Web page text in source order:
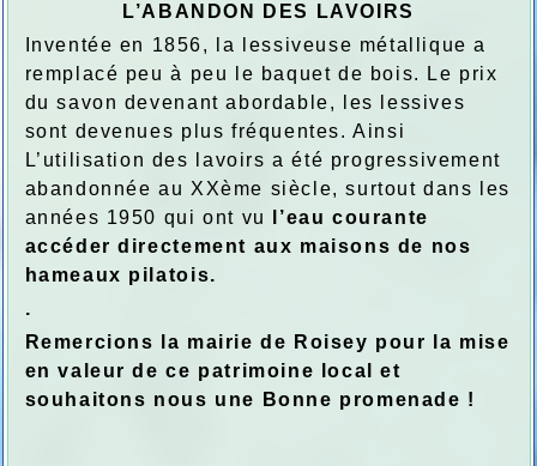
L’ABANDON DES LAVOIRS
Inventée en 1856, la lessiveuse métallique a
remplacé peu à peu le baquet de bois. Le prix
du savon devenant abordable, les lessives
sont devenues plus fréquentes. Ainsi
L’utilisation des lavoirs a été progressivement
abandonnée au XXème siècle, surtout dans les
années 1950 qui ont vu
l’eau courante
accéder directement aux maisons de nos
hameaux pilatois.
.
Remercions la mairie de Roisey pour la mise
en valeur de ce patrimoine local et
souhaitons nous une Bonne promenade !